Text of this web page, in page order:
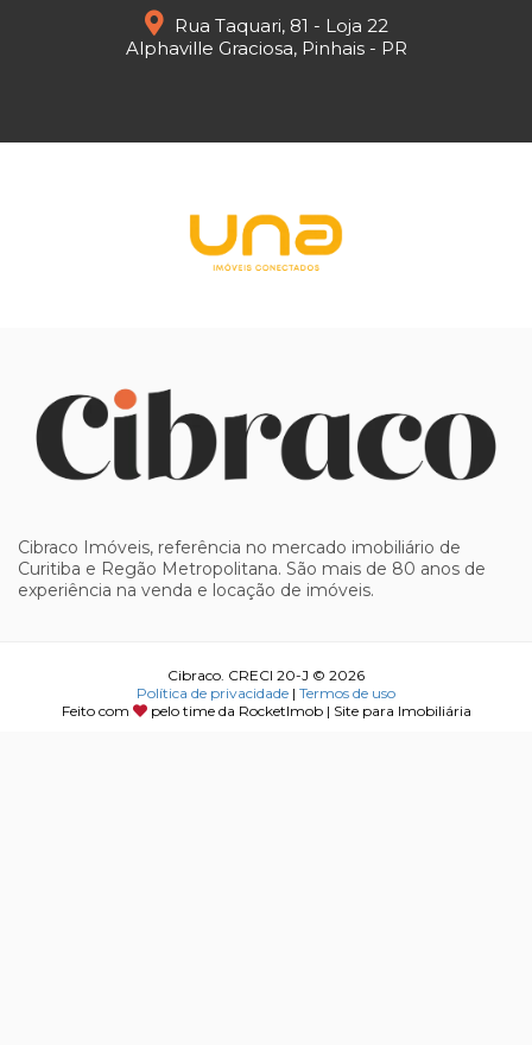
Rua Taquari, 81 - Loja 22
Alphaville Graciosa, Pinhais - PR
Cibraco Imóveis, referência no mercado imobiliário de
Curitiba e Regão Metropolitana. São mais de 80 anos de
experiência na venda e locação de imóveis.
Cibraco. CRECI 20-J © 2026
Política de privacidade | Termos de uso
Feito com
pelo time da RocketImob | Site para Imobiliária